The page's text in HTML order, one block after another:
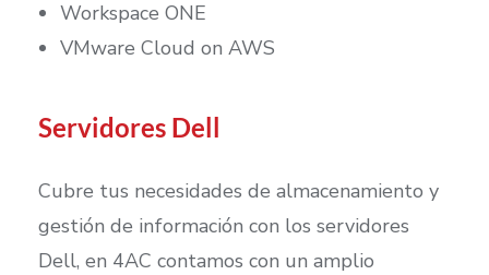
Workspace ONE
VMware Cloud on AWS
Servidores Dell
Cubre tus necesidades de almacenamiento y
gestión de información con los servidores
Dell, en 4AC contamos con un amplio